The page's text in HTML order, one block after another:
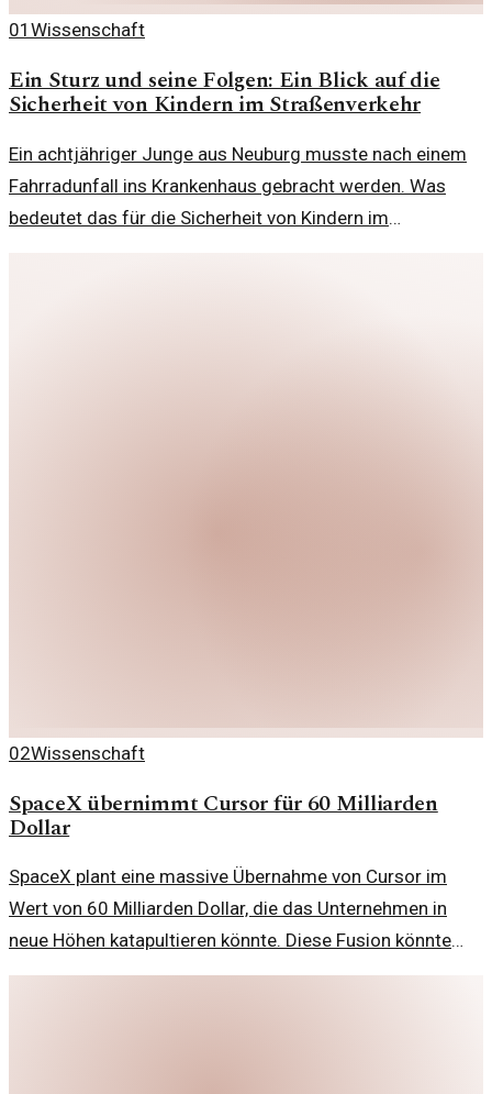
01 Wissenschaft
Ein Sturz und seine Folgen: Ein Blick auf die
Sicherheit von Kindern im Straßenverkehr
Ein achtjähriger Junge aus Neuburg musste nach einem
Fahrradunfall ins Krankenhaus gebracht werden. Was
bedeutet das für die Sicherheit von Kindern im
02Wissenschaft
SpaceX übernimmt Cursor für 60 Milliarden
Dollar
SpaceX plant eine massive Übernahme von Cursor im
Wert von 60 Milliarden Dollar, die das Unternehmen in
neue Höhen katapultieren könnte. Diese Fusion könnte
weitreichende Folgen für die Raumfahrtindustrie haben.